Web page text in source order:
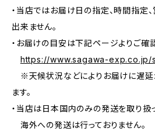
・当店ではお届け日の指定、時間指定
出来ません。
・お届けの目安は下記ページよりご確
https://www.sagawa-exp.co.jp/
※天候状況などによりお届けに遅延
ます。
・当店は日本国内のみの発送を取り扱っ
海外への発送は行っておりません。